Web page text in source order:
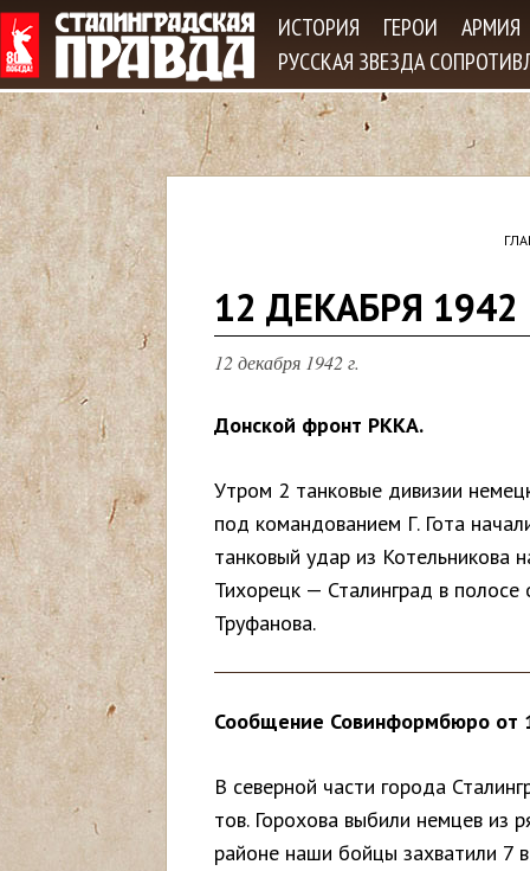
ИСТОРИЯ ГЕРОИ
АРМИЯ
РУССКАЯ ЗВЕЗДА
ы
е
с
ь
12 ДЕКАБРЯ
12 декабря 1942 г.
Донской фронт РККА.
Утром 2 танковые дивизии
под командованием Г. Гота
танковый удар из Котельникова
Тихорецк — Сталинград в
Труфанова.
Сообщение Совинформбюро от
В северной части города
тов. Горохова выбили немцев из
районе наши бойцы захватили 7